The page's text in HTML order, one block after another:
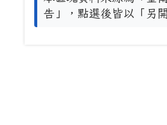
告」，點選後皆以「另